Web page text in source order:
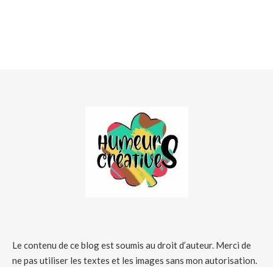
Le contenu de ce blog est soumis au droit d’auteur. Merci de
ne pas utiliser les textes et les images sans mon autorisation.